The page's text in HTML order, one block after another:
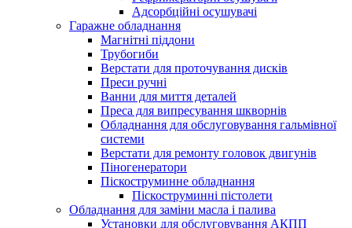
Адсорбційні осушувачі
Гаражне обладнання
Магнітні піддони
Трубогиби
Верстати для проточування дисків
Преси ручні
Ванни для миття деталей
Преса для випресування шкворнів
Обладнання для обслуговування гальмівної
системи
Верстати для ремонту головок двигунів
Піногенератори
Піскоструминне обладнання
Піскоструминні пістолети
Обладнання для заміни масла і палива
Установки для обслуговування АКПП